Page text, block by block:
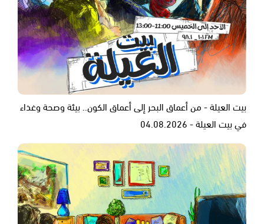
بيت العيلة - من أعماق البحر إلى أعماق الكون.. بيئة وصحة وغذاء
في بيت العيلة - 04.08.2026